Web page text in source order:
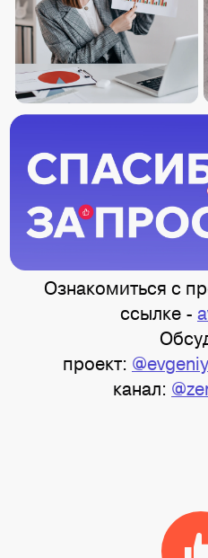
Ознакомиться с
ссылке -
проект:
канал: